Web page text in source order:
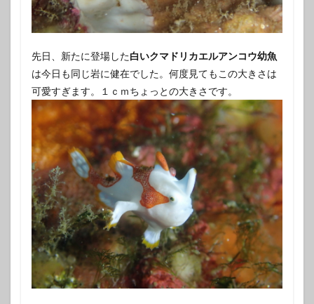
先日、新たに登場した白いクマドリカエルアンコウ幼魚
は今日も同じ岩に健在でした。何度見てもこの大きさは
可愛すぎます。１ｃｍちょっとの大きさです。